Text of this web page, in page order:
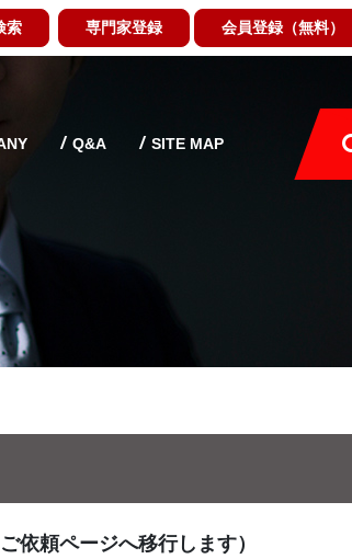
索 専門家登録 会員登録（無料）
Q&A SITE MAP
依頼ページへ移行します）